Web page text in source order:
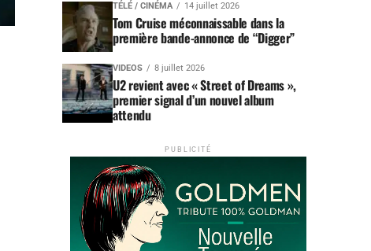
TÉLÉ / CINÉMA 14 juillet 2026
Tom Cruise méconnaissable dans la
première bande-annonce de “Digger”
VIDEOS 8 juillet 2026
U2 revient avec « Street of Dreams »,
premier signal d’un nouvel album
attendu
PUBLICITÉ